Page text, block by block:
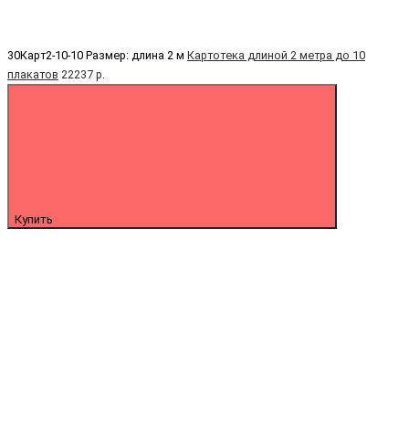
30Карт2-10-10 Размер: длина 2 м Картотека длиной 2 метра до 10
плакатов 22237 р.
Купить